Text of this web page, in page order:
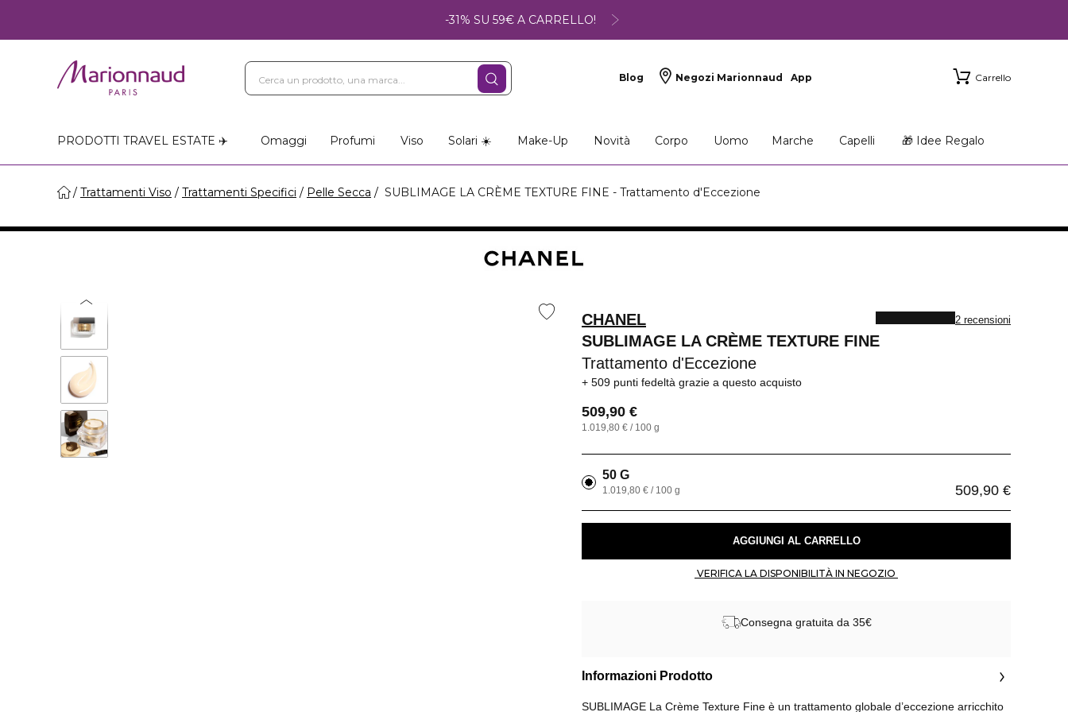
-31% SU 59€ A CARRELLO!
Blog Negozi Marionnaud App Carrello
PRODOTTI TRAVEL ESTATE ✈️
Omaggi Profumi Viso Solari ☀️ Make-Up Novità Corpo Uomo Marche Capelli 🎁 Idee Regalo
Trattamenti Viso Trattamenti Specifici Pelle Secca SUBLIMAGE LA CRÈME TEXTURE FINE - Trattamento d'Eccezione
CHANEL
SUBLIMAGE LA CRÈME TEXTURE FINE
Trattamento d'Eccezione
2 recensioni
509 punti fedeltà grazie a questo acquisto
509,90 €
1.019,80 € / 100 g
50 G
509,90 €
1.019,80 € / 100 g
AGGIUNGI AL CARRELLO
Consegna gratuita da 35€
Informazioni Prodotto
SUBLIMAGE La Crème Texture Fine è un trattamento globale d’eccezione arricchito